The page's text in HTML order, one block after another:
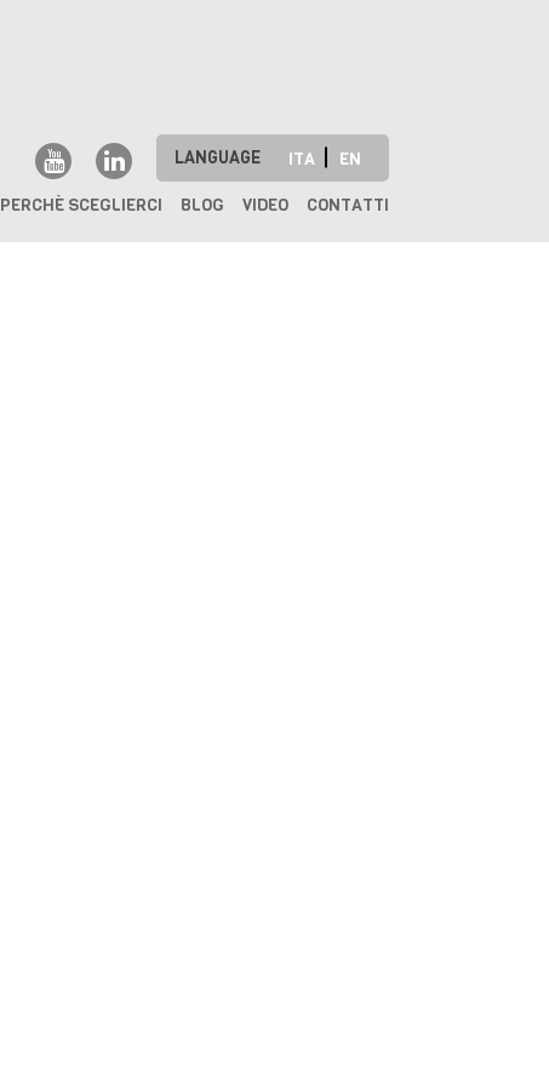
PERCHÈ SCEGLIERCI BLOG VIDEO CONTATTI
LANGUAGE ITA EN